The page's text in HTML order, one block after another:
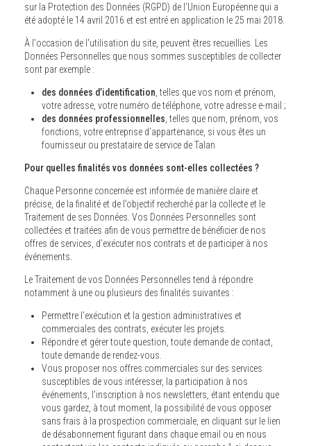
sur la Protection des Données (RGPD) de l’Union Européenne qui a
été adopté le 14 avril 2016 et est entré en application le 25 mai 2018.
À l'occasion de l'utilisation du site, peuvent êtres recueillies. Les
Données Personnelles que nous sommes susceptibles de collecter
sont par exemple :
des données d’identification , telles que vos nom et prénom,
votre adresse, votre numéro de téléphone, votre adresse e-mail ;
des données professionnelles , telles que nom, prénom, vos
fonctions, votre entreprise d’appartenance, si vous êtes un
fournisseur ou prestataire de service de Talan
Pour quelles finalités vos données sont-elles collectées ?
Chaque Personne concernée est informée de manière claire et
précise, de la finalité et de l’objectif recherché par la collecte et le
Traitement de ses Données. Vos Données Personnelles sont
collectées et traitées afin de vous permettre de bénéficier de nos
offres de services, d’exécuter nos contrats et de participer à nos
événements.
Le Traitement de vos Données Personnelles tend à répondre
notamment à une ou plusieurs des finalités suivantes :
Permettre l’exécution et la gestion administratives et
commerciales des contrats, exécuter les projets.
Répondre et gérer toute question, toute demande de contact,
toute demande de rendez-vous.
Vous proposer nos offres commerciales sur des services
susceptibles de vous intéresser, la participation à nos
événements, l’inscription à nos newsletters, étant entendu que
vous gardez, à tout moment, la possibilité de vous opposer
sans frais à la prospection commerciale, en cliquant sur le lien
de désabonnement figurant dans chaque email ou en nous